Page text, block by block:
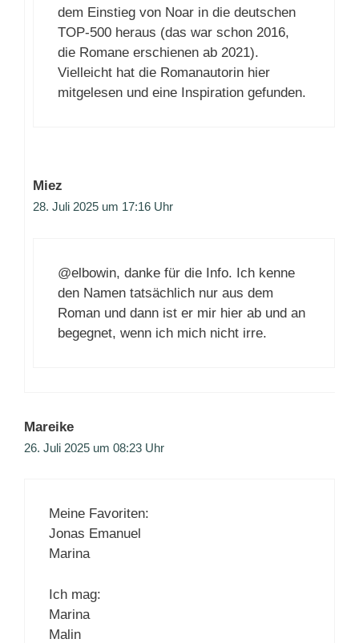
dem Einstieg von Noar in die deutschen
TOP-500 heraus (das war schon 2016,
die Romane erschienen ab 2021).
Vielleicht hat die Romanautorin hier
mitgelesen und eine Inspiration gefunden.
Miez
28. Juli 2025 um 17:16 Uhr
@elbowin, danke für die Info. Ich kenne
den Namen tatsächlich nur aus dem
Roman und dann ist er mir hier ab und an
begegnet, wenn ich mich nicht irre.
Mareike
26. Juli 2025 um 08:23 Uhr
Meine Favoriten:
Jonas Emanuel
Marina
Ich mag:
Marina
Malin